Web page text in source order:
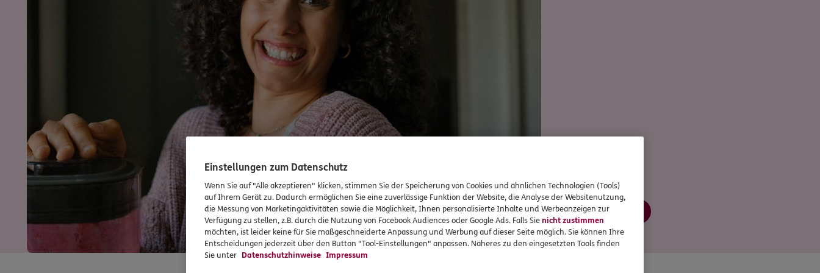
Jetzt informieren
Einstellungen zum Datenschutz
Wenn Sie auf "Alle akzeptieren" klicken, stimmen Sie der Speicherung von Cookies und ähnlichen Technologien (Tools)
auf Ihrem Gerät zu. Dadurch ermöglichen Sie eine zuverlässige Funktion der Website, die Analyse der Websitenutzung,
die Messung von Marketingaktivitäten sowie die Möglichkeit, Ihnen personalisierte Inhalte und Werbeanzeigen zur
Verfügung zu stellen, z.B. durch die Nutzung von Facebook Audiences oder Google Ads. Falls Sienicht zustimmen
möchten, ist leider keine für Sie maßgeschneiderte Anpassung und Werbung auf dieser Seite möglich. Sie können Ihre
Entscheidungen jederzeit über den Button "Tool-Einstellungen" anpassen. Näheres zu den eingesetzten Tools finden
Sie unter Datenschutzhinweise Impressum